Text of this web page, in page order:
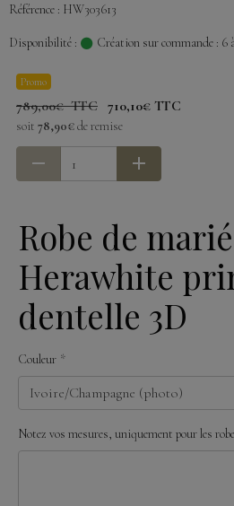
Référence : HW303613
Disponibilité : Création sur commande : 6
Promo
789,00€ TTC 710,10€ TTC
soit 78,90€de remise
Robe de
Herawhite
dentelle 3D
Couleur
Notez vos mesures, uniquement pour les